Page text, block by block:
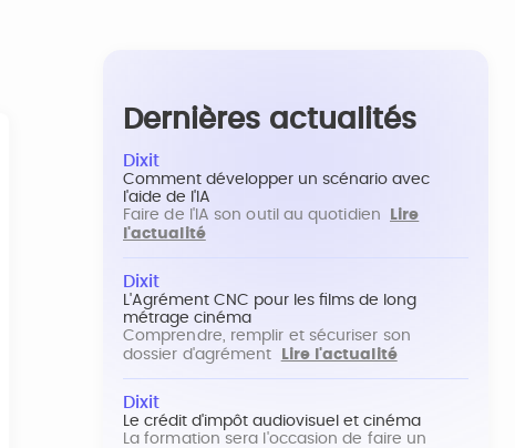
Dernières actualités
Dixit
Comment développer un scénario avec
l'aide de l'IA
Faire de l'IA son outil au quotidien
Lire
l'actualité
Dixit
L'Agrément CNC pour les films de long
métrage cinéma
Comprendre, remplir et sécuriser son
dossier d'agrément
Lire l'actualité
Dixit
Le crédit d'impôt audiovisuel et cinéma
La formation sera l'occasion de faire un